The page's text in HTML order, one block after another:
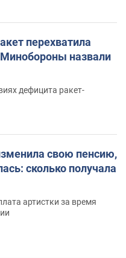
перехватила
назвали
дефицита ракет-
свою пенсию,
сколько получала
артистки за время